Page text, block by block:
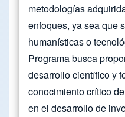
metodologías
enfoques, ya sea que
humanísticas o
Programa busca
desarrollo científico y
conocimiento crítico
en el desarrollo de